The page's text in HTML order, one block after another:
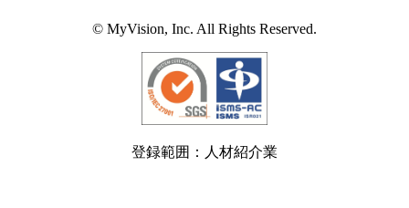
© MyVision, Inc. All Rights Reserved.
登録範囲：人材紹介業